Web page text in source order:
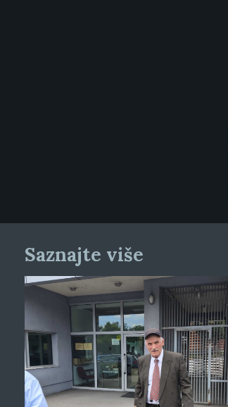
Saznajte više